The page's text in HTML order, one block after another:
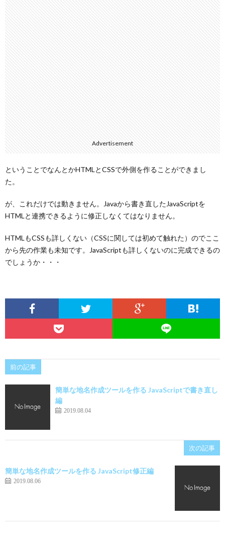
Advertisement
ということでなんとかHTMLとCSSで外側を作ることができまし
た。
が、これだけでは動きません。Javaから書き直したJavaScriptを
HTMLと連携できるように修正しなくてはなりません。
HTMLもCSSも詳しくない（CSSに関しては初めて触れた）のでここ
から先の作業も未知です。JavaScriptも詳しくないのに完成できるの
でしょうか・・・
前の記事
簡単な地名作成ツールを作る JavaScriptで書き直し
編
2019.08.04
次の記事
簡単な地名作成ツールを作る JavaScript修正編
2019.08.06